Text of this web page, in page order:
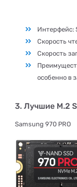
Интерфейс:
Скорость
Скорость
особенно в
3. Лучшие M.2
Samsung 970 PRO